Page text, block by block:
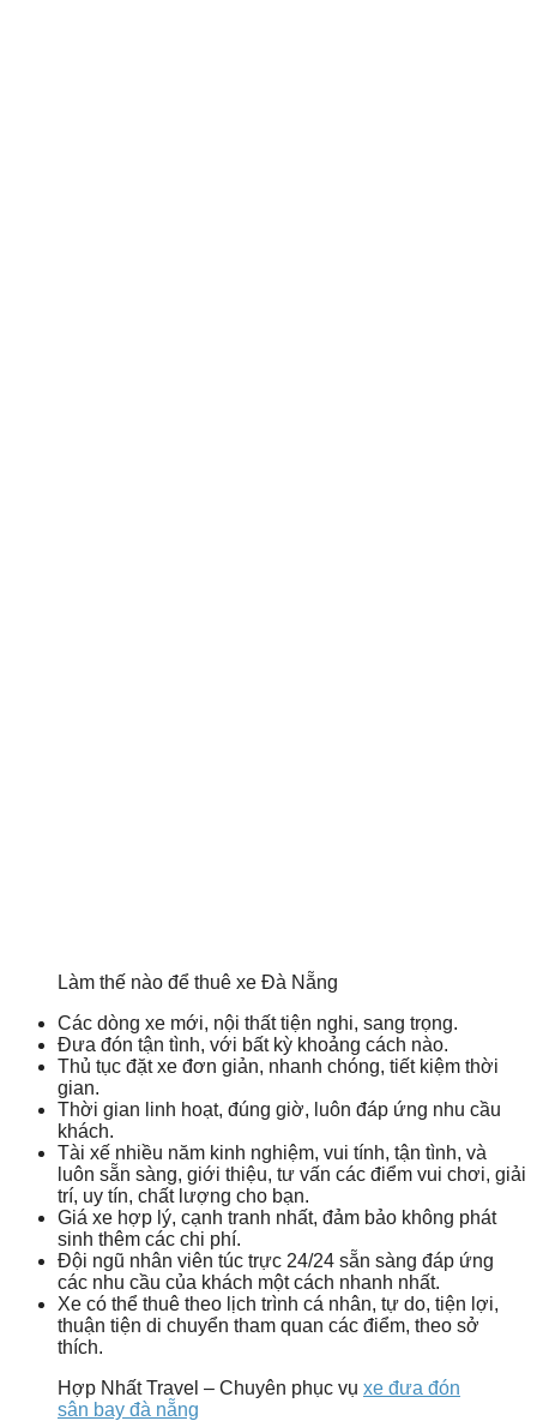
Làm thế nào để thuê xe Đà Nẵng
Các dòng xe mới, nội thất tiện nghi, sang trọng.
Đưa đón tận tình, với bất kỳ khoảng cách nào.
Thủ tục đặt xe đơn giản, nhanh chóng, tiết kiệm thời
gian.
Thời gian linh hoạt, đúng giờ, luôn đáp ứng nhu cầu
khách.
Tài xế nhiều năm kinh nghiệm, vui tính, tận tình, và
luôn sẵn sàng, giới thiệu, tư vấn các điểm vui chơi, giải
trí, uy tín, chất lượng cho bạn.
Giá xe hợp lý, cạnh tranh nhất, đảm bảo không phát
sinh thêm các chi phí.
Đội ngũ nhân viên túc trực 24/24 sẵn sàng đáp ứng
các nhu cầu của khách một cách nhanh nhất.
Xe có thể thuê theo lịch trình cá nhân, tự do, tiện lợi,
thuận tiện di chuyển tham quan các điểm, theo sở
thích.
Hợp Nhất Travel – Chuyên phục vụ xe đưa đón
sân bay đà nẵng